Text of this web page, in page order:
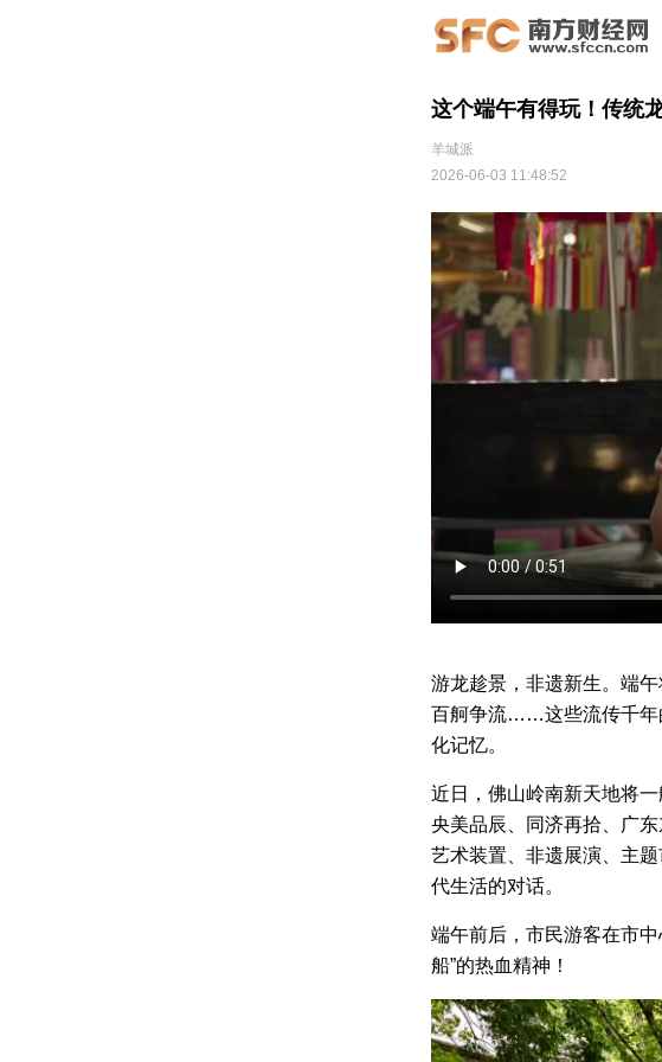
这个端午有得玩！传统
羊城派
2026-06-03 11:48:52
游龙趁景，非遗新生。端
百舸争流……这些流传千年
化记忆。
近日，佛山岭南新天地将一
央美品辰、同济再拾、广
艺术装置、非遗展演、主
代生活的对话。
端午前后，市民游客在市
船”的热血精神！